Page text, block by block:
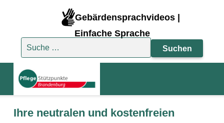
Gebärdensprachvideos |
Einfache Sprache
Suche nach:
Ihre neutralen und kostenfreien